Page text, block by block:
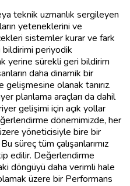
teknik uzmanlık sergileyen
yeteneklerini ve
sistemler kurar ve fark
bildirimi periyodik
yerine sürekli geri bildirim
daha dinamik bir
olanak tanırız.
planlama araçları da dahil
gelişimi için açık yollar
dönemimizde, her
yöneticisiyle bire bir
süreç tüm çalışanlarımız
edilir. Değerlendirme
döngüyü daha verimli hale
üzere bir Performans